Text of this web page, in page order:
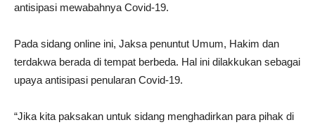
antisipasi mewabahnya Covid-19.
Pada sidang online ini, Jaksa penuntut Umum, Hakim dan
terdakwa berada di tempat berbeda. Hal ini dilakkukan sebagai
upaya antisipasi penularan Covid-19.
“Jika kita paksakan untuk sidang menghadirkan para pihak di